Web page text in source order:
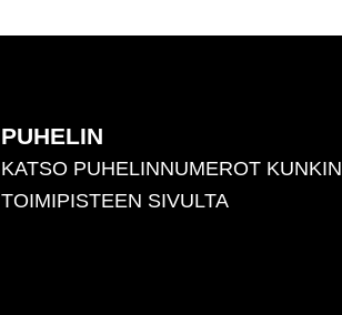
PUHELIN
KATSO PUHELINNUMEROT KUNKIN
TOIMIPISTEEN SIVULTA